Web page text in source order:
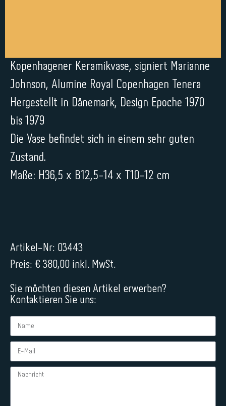
Kopenhagener Keramikvase, signiert Marianne
Johnson, Alumine Royal Copenhagen Tenera
Hergestellt in Dänemark, Design Epoche 1970
bis 1979
Die Vase befindet sich in einem sehr guten
Zustand.
Maße: H36,5 x B12,5-14 x T10-12 cm
Artikel-Nr: 03443
Preis: € 380,00 inkl. MwSt.
Sie möchten diesen Artikel erwerben?
Kontaktieren Sie uns: